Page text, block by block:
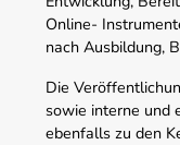
Online-
nach Ausbildung,
Die
sowie interne und
ebenfalls zu den